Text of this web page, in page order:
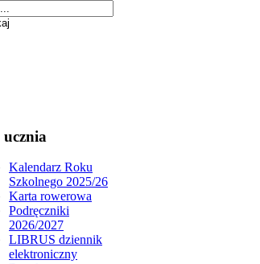
Kalendarz Roku
Szkolnego 2025/26
Karta rowerowa
Podręczniki
2026/2027
LIBRUS dziennik
elektroniczny